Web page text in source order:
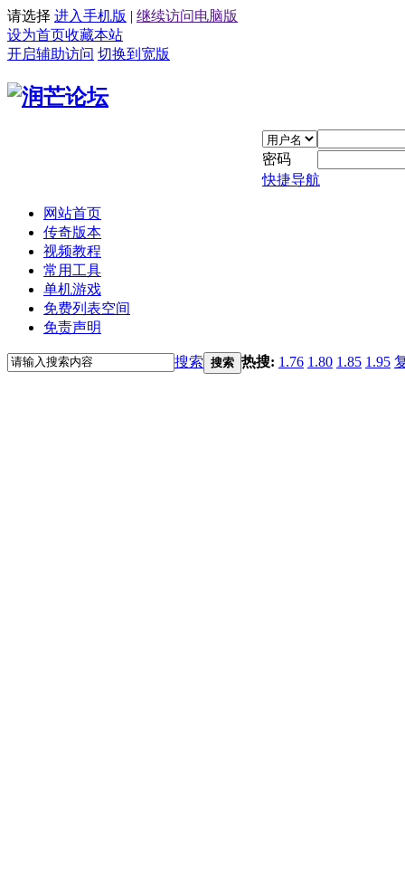
请选择 进入手机版 | 继续访问电脑版
设为首页收藏本站
开启辅助访问 切换到宽版
密码
快捷导航
网站首页
传奇版本
视频教程
常用工具
单机游戏
免费列表空间
免责声明
搜索 搜索 热搜: 1.76 1.80 1.85 1.95